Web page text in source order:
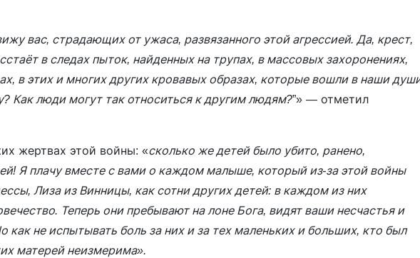
вас, страдающих от ужаса, развязанного этой агрессией. Да, крест,
в следах пыток, найденных на трупах, в массовых захоронениях,
в этих и многих других кровавых образах, которые вошли в наши
Как люди могут так относиться к другим людям?”» — отметил
жертвах этой войны: «сколько же детей было убито, ранено,
Я плачу вместе с вами о каждом малыше, который из-за этой войны
Лиза из Винницы, как сотни других детей: в каждом из них
Теперь они пребывают на лоне Бога, видят ваши несчастья и
как не испытывать боль за них и за тех маленьких и больших, кто был
матерей неизмерима».